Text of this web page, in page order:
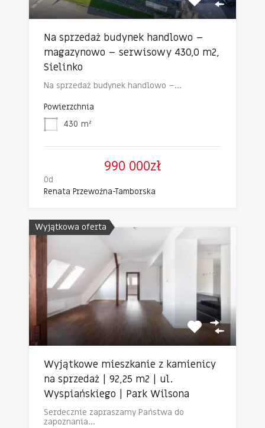
Na sprzedaż budynek handlowo –
magazynowo – serwisowy 430,0 m2,
Sielinko
Na sprzedaż budynek handlowo –…
Powierzchnia
430 m²
990 000zł
Od
Renata Przewoźna-Tamborska
Wyjątkowa oferta
Wyjątkowe mieszkanie z kamienicy
na sprzedaż | 92,25 m2 | ul.
Wyspiańskiego | Park Wilsona
Serdecznie zapraszamy Państwa do
zapoznania…